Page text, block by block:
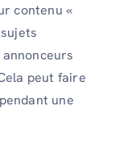
contenu «
peut faire
pendant une